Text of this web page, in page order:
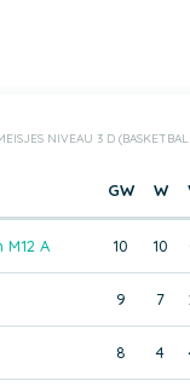
NIVEAU 3 D
GW W
A 10 10
9 7
8 4